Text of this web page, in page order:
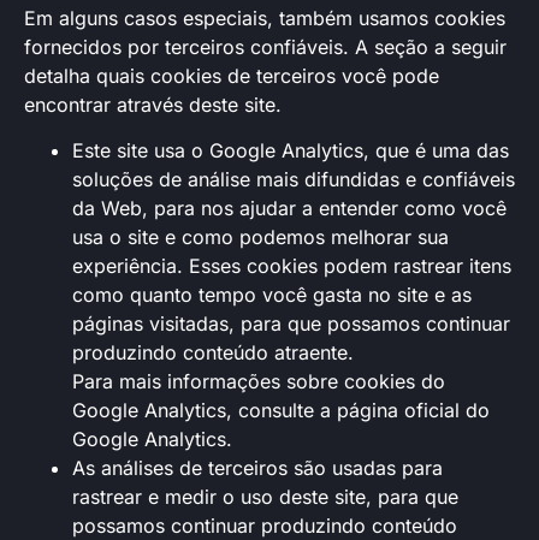
Em alguns casos especiais, também usamos cookies
fornecidos por terceiros confiáveis. A seção a seguir
detalha quais cookies de terceiros você pode
encontrar através deste site.
Este site usa o Google Analytics, que é uma das
soluções de análise mais difundidas e confiáveis
​​da Web, para nos ajudar a entender como você
usa o site e como podemos melhorar sua
experiência. Esses cookies podem rastrear itens
como quanto tempo você gasta no site e as
páginas visitadas, para que possamos continuar
produzindo conteúdo atraente.
Para mais informações sobre cookies do
Google Analytics, consulte a página oficial do
Google Analytics.
As análises de terceiros são usadas para
rastrear e medir o uso deste site, para que
possamos continuar produzindo conteúdo